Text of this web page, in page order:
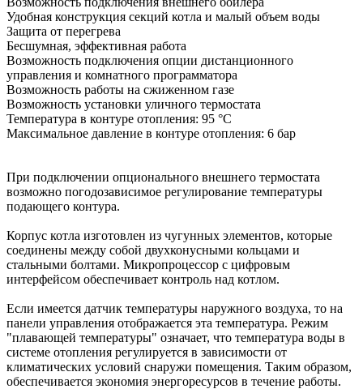
Удобная конструкция секций котла и малый объем воды
Защита от перегрева
Бесшумная, эффективная работа
Возможность подключения опции дистанционного
управления и комнатного программатора
Возможность работы на сжиженном газе
Возможность установки уличного термостата
Температура в контуре отопления: 95 °С
Максимальное давление в контуре отопления: 6 бар
При подключении опционального внешнего термостата
возможно погодозависимое регулирование температуры
подающего контура.
Корпус котла изготовлен из чугунных элементов, которые
соединены между собой двухконусными кольцами и
стальными болтами. Микропроцессор с цифровым
интерфейсом обеспечивает контроль над котлом.
Если имеется датчик температуры наружного воздуха, то на
панели управления отображается эта температура. Режим
"плавающей температуры" означает, что температура воды в
системе отопления регулируется в зависимости от
климатических условий снаружи помещения. Таким образом,
обеспечивается экономия энергоресурсов в течение работы.